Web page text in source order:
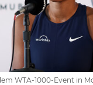
WTA-1000-Event in